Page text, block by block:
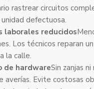
rastrear circuitos
defectuosa.
laborales reducidos
Los técnicos reparan
la calle.
de hardwareSin zanjas
averías. Evite costosas